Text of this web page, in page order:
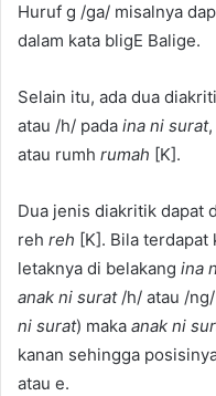
Huruf g /ga/ misalnya
dalam kata bligE Balige.
Selain itu, ada dua
atau /h/ pada ina ni surat
atau rumh rumah [K].
Dua jenis diakritik dapat
reh reh [K]. Bila terdapat
letaknya di belakang ina
anak ni surat/h/ atau /ng/
ni surat) maka anak ni
kanan sehingga
atau e.